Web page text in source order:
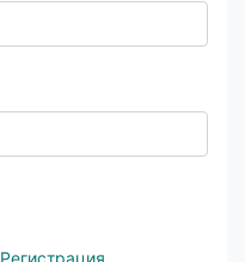
Регистрация